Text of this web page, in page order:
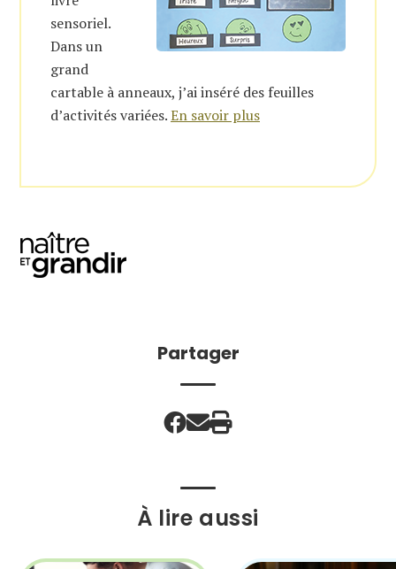
sensoriel.
Dans un
grand
cartable à anneaux, j’ai inséré des feuilles
d’activités variées.En savoir plus
Partager
À lire aussi